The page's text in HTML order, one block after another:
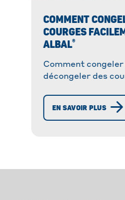
COMMENT
COURGES
ALBAL®
Comment
décongeler des
anti-gaspillage
vos courges plus
EN SAVOIR PLUS